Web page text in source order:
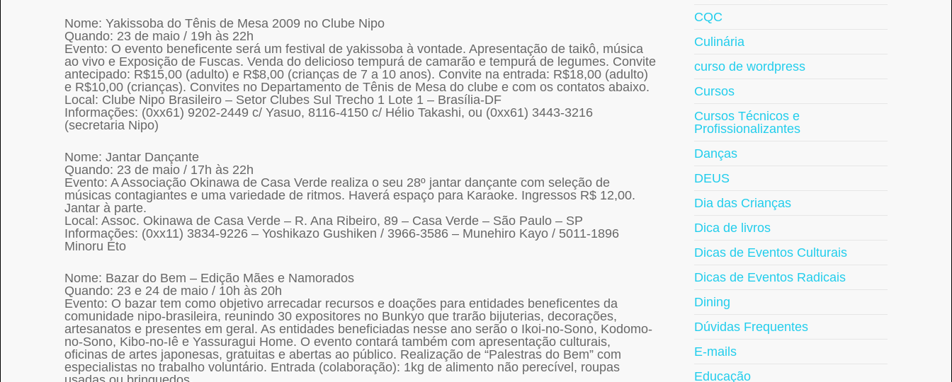
Nome: Yakissoba do Tênis de Mesa 2009 no Clube Nipo
Quando: 23 de maio / 19h às 22h
Evento: O evento beneficente será um festival de yakissoba à vontade. Apresentação de taikô, música
ao vivo e Exposição de Fuscas. Venda do delicioso tempurá de camarão e tempurá de legumes. Convite
antecipado: R$15,00 (adulto) e R$8,00 (crianças de 7 a 10 anos). Convite na entrada: R$18,00 (adulto)
e R$10,00 (crianças). Convites no Departamento de Tênis de Mesa do clube e com os contatos abaixo.
Local: Clube Nipo Brasileiro – Setor Clubes Sul Trecho 1 Lote 1 – Brasília-DF
Informações: (0xx61) 9202-2449 c/ Yasuo, 8116-4150 c/ Hélio Takashi, ou (0xx61) 3443-3216
(secretaria Nipo)
Nome: Jantar Dançante
Quando: 23 de maio / 17h às 22h
Evento: A Associação Okinawa de Casa Verde realiza o seu 28º jantar dançante com seleção de
músicas contagiantes e uma variedade de ritmos. Haverá espaço para Karaoke. Ingressos R$ 12,00.
Jantar à parte.
Local: Assoc. Okinawa de Casa Verde – R. Ana Ribeiro, 89 – Casa Verde – São Paulo – SP
Informações: (0xx11) 3834-9226 – Yoshikazo Gushiken / 3966-3586 – Munehiro Kayo / 5011-1896
Minoru Eto
Nome: Bazar do Bem – Edição Mães e Namorados
Quando: 23 e 24 de maio / 10h às 20h
Evento: O bazar tem como objetivo arrecadar recursos e doações para entidades beneficentes da
comunidade nipo-brasileira, reunindo 30 expositores no Bunkyo que trarão bijuterias, decorações,
artesanatos e presentes em geral. As entidades beneficiadas nesse ano serão o Ikoi-no-Sono, Kodomo-
no-Sono, Kibo-no-Iê e Yassuragui Home. O evento contará também com apresentação culturais,
oficinas de artes japonesas, gratuitas e abertas ao público. Realização de “Palestras do Bem” com
especialistas no trabalho voluntário. Entrada (colaboração): 1kg de alimento não perecível, roupas
CQC
Culinária
curso de wordpress
Cursos
Cursos Técnicos e
Profissionalizantes
Danças
DEUS
Dia das Crianças
Dica de livros
Dicas de Eventos Culturais
Dicas de Eventos Radicais
Dining
Dúvidas Frequentes
E-mails
Educação